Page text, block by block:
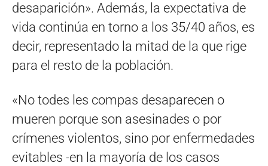
desaparición». Además, la expectativa de
vida continúa en torno a los 35/40 años, es
decir, representado la mitad de la que rige
para el resto de la población.
«No todes les compas desaparecen o
mueren porque son asesinades o por
crímenes violentos, sino por enfermedades
evitables -en la mayoría de los casos